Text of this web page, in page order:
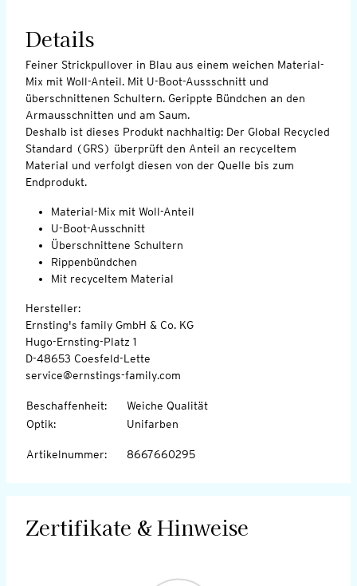
Details
Feiner Strickpullover in Blau aus einem weichen Material-
Mix mit Woll-Anteil. Mit U-Boot-Aussschnitt und
überschnittenen Schultern. Gerippte Bündchen an den
Armausschnitten und am Saum.
Deshalb ist dieses Produkt nachhaltig: Der Global Recycled
Standard (GRS) überprüft den Anteil an recyceltem
Material und verfolgt diesen von der Quelle bis zum
Endprodukt.
Material-Mix mit Woll-Anteil
U-Boot-Ausschnitt
Überschnittene Schultern
Rippenbündchen
Mit recyceltem Material
Hersteller:
Ernsting's family GmbH & Co. KG
Hugo-Ernsting-Platz 1
D-48653 Coesfeld-Lette
service@ernstings-family.com
Beschaffenheit:
Weiche Qualität
Optik: Unifarben
Artikelnummer: 8667660295
Zertifikate & Hinweise